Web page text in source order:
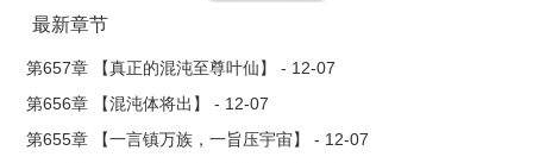
统羊毛吗？“
最新章节
第657章 【真正的混沌至尊叶仙】 - 12-07
第656章 【混沌体将出】 - 12-07
第655章 【一言镇万族，一旨压宇宙】 - 12-07